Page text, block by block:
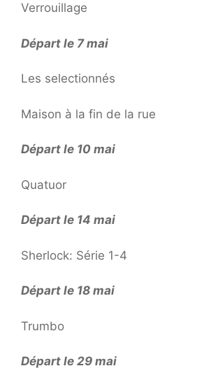
Verrouillage
Départ le 7 mai
Les selectionnés
Maison à la fin de la rue
Départ le 10 mai
Quatuor
Départ le 14 mai
Sherlock: Série 1-4
Départ le 18 mai
Trumbo
Départ le 29 mai